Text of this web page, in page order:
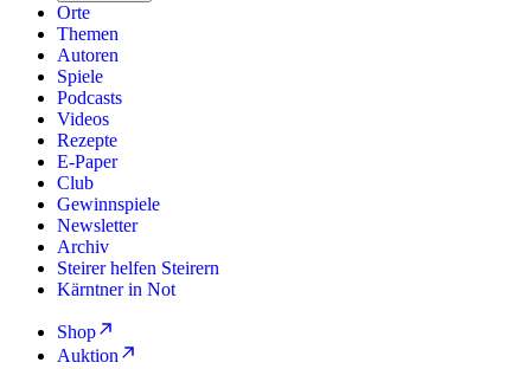
Orte
Themen
Autoren
Spiele
Podcasts
Videos
Rezepte
E-Paper
Club
Gewinnspiele
Newsletter
Archiv
Steirer helfen Steirern
Kärntner in Not
Shop
Auktion